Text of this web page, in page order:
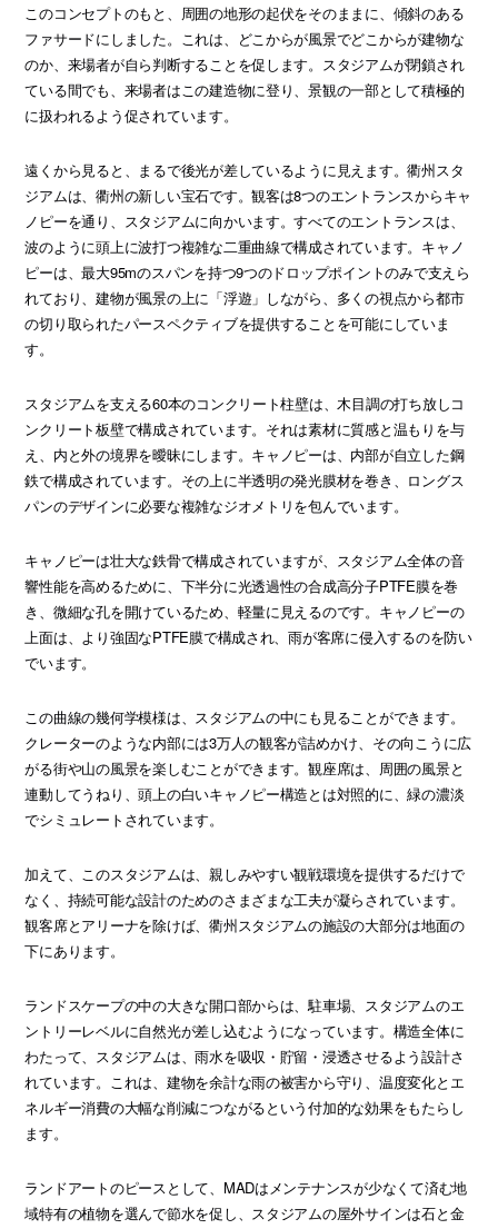
このコンセプトのもと、周囲の地形の起伏をそのままに、傾斜のある
ファサードにしました。これは、どこからが風景でどこからが建物な
のか、来場者が自ら判断することを促します。スタジアムが閉鎖され
ている間でも、来場者はこの建造物に登り、景観の一部として積極的
に扱われるよう促されています。
遠くから見ると、まるで後光が差しているように見えます。衢州スタ
ジアムは、衢州の新しい宝石です。観客は8つのエントランスからキャ
ノピーを通り、スタジアムに向かいます。すべてのエントランスは、
波のように頭上に波打つ複雑な二重曲線で構成されています。キャノ
ピーは、最大95mのスパンを持つ9つのドロップポイントのみで支えら
れており、建物が風景の上に「浮遊」しながら、多くの視点から都市
の切り取られたパースペクティブを提供することを可能にしていま
す。
スタジアムを支える60本のコンクリート柱壁は、木目調の打ち放しコ
ンクリート板壁で構成されています。それは素材に質感と温もりを与
え、内と外の境界を曖昧にします。キャノピーは、内部が自立した鋼
鉄で構成されています。その上に半透明の発光膜材を巻き、ロングス
パンのデザインに必要な複雑なジオメトリを包んでいます。
キャノピーは壮大な鉄骨で構成されていますが、スタジアム全体の音
響性能を高めるために、下半分に光透過性の合成高分子PTFE膜を巻
き、微細な孔を開けているため、軽量に見えるのです。キャノピーの
上面は、より強固なPTFE膜で構成され、雨が客席に侵入するのを防い
でいます。
この曲線の幾何学模様は、スタジアムの中にも見ることができます。
クレーターのような内部には3万人の観客が詰めかけ、その向こうに広
がる街や山の風景を楽しむことができます。観座席は、周囲の風景と
連動してうねり、頭上の白いキャノピー構造とは対照的に、緑の濃淡
でシミュレートされています。
加えて、このスタジアムは、親しみやすい観戦環境を提供するだけで
なく、持続可能な設計のためのさまざまな工夫が凝らされています。
観客席とアリーナを除けば、衢州スタジアムの施設の大部分は地面の
下にあります。
ランドスケープの中の大きな開口部からは、駐車場、スタジアムのエ
ントリーレベルに自然光が差し込むようになっています。構造全体に
わたって、スタジアムは、雨水を吸収・貯留・浸透させるよう設計さ
れています。これは、建物を余計な雨の被害から守り、温度変化とエ
ネルギー消費の大幅な削減につながるという付加的な効果をもたらし
ます。
ランドアートのピースとして、MADはメンテナンスが少なくて済む地
域特有の植物を選んで節水を促し、スタジアムの屋外サインは石と金